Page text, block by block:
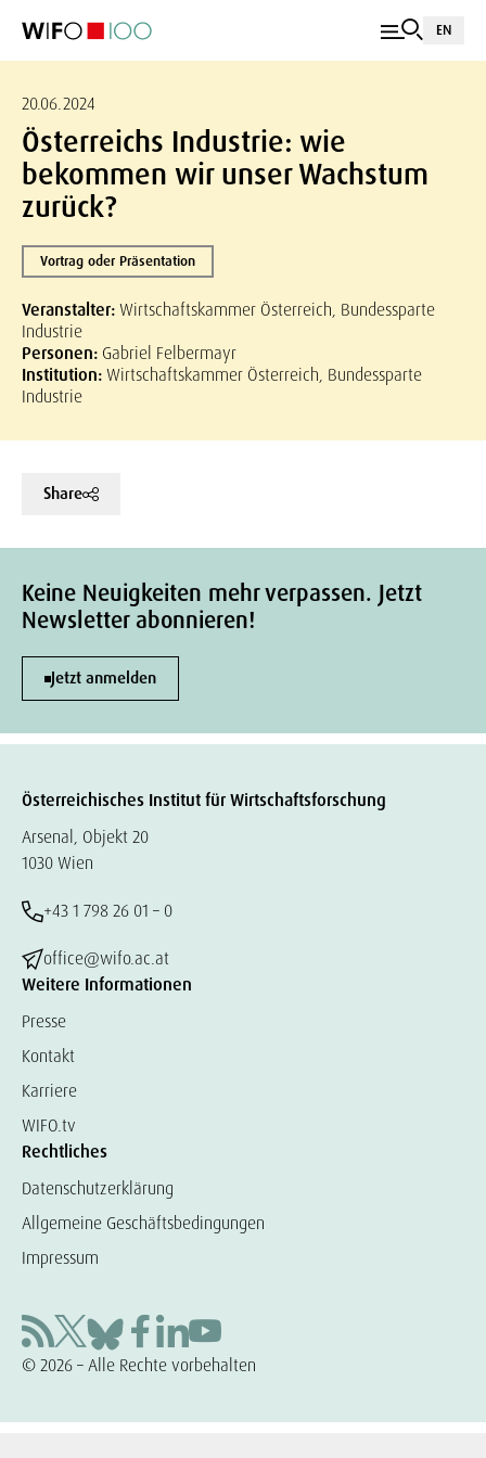
EN
20.06.2024
Österreichs Industrie: wie
bekommen wir unser Wachstum
zurück?
Vortrag oder Präsentation
Veranstalter:Wirtschaftskammer Österreich, Bundessparte
Industrie
Personen: Gabriel Felbermayr
Institution:Wirtschaftskammer Österreich, Bundessparte
Industrie
Share
Keine Neuigkeiten mehr verpassen. Jetzt
Newsletter abonnieren!
Jetzt anmelden
Österreichisches Institut für Wirtschaftsforschung
Arsenal, Objekt 20
1030 Wien
+43 1 798 26 01 – 0
office@wifo.ac.at
Weitere Informationen
Presse
Kontakt
Karriere
WIFO.tv
Rechtliches
Datenschutzerklärung
Allgemeine Geschäftsbedingungen
Impressum
© 2026 – Alle Rechte vorbehalten